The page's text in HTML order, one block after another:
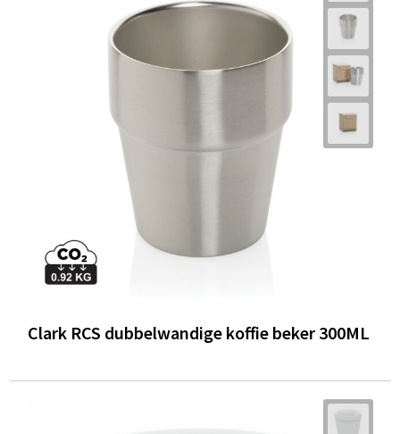
Clark RCS dubbelwandige koffie beker 300ML